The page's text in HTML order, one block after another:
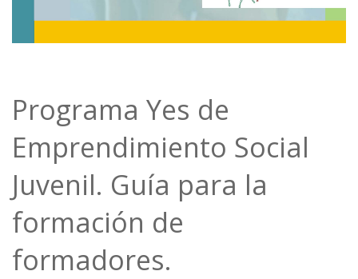
Programa Yes de
Emprendimiento Social
Juvenil. Guía para la
formación de
formadores.